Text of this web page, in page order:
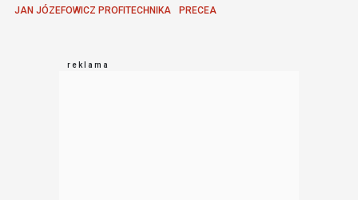
JAN JÓZEFOWICZ PROFITECHNIKA
PRECEA